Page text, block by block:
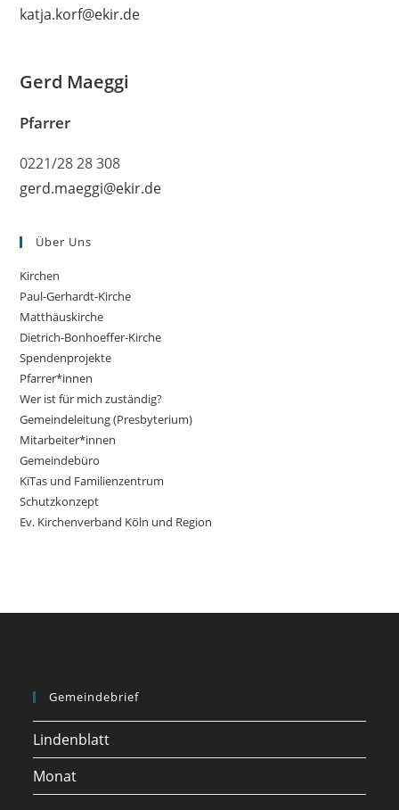
katja.korf@ekir.de
Gerd Maeggi
Pfarrer
0221/28 28 308
gerd.maeggi@ekir.de
Über Uns
Kirchen
Paul-Gerhardt-Kirche
Matthäuskirche
Dietrich-Bonhoeffer-Kirche
Spendenprojekte
Pfarrer*innen
Wer ist für mich zuständig?
Gemeindeleitung (Presbyterium)
Mitarbeiter*innen
Gemeindebüro
KiTas und Familienzentrum
Schutzkonzept
Ev. Kirchenverband Köln und Region
Gemeindebrief
Lindenblatt
Monat